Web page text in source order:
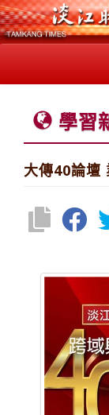
學習
大傳40論壇